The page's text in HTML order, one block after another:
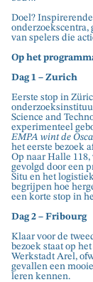
Doel?
onderzoekscentra,
van spelers die
Op het
Dag 1 – Zurich
Eerste stop in
Science and
experimenteel
EMPA wint de
het eerste bezoek
Op naar Halle 118,
gevolgd door een
Situ en het
begrijpen hoe
een korte stop in
Dag 2 – Fribourg
Klaar voor de
bezoek staat op
Werkstadt Arel,
gevallen een
leren kennen.